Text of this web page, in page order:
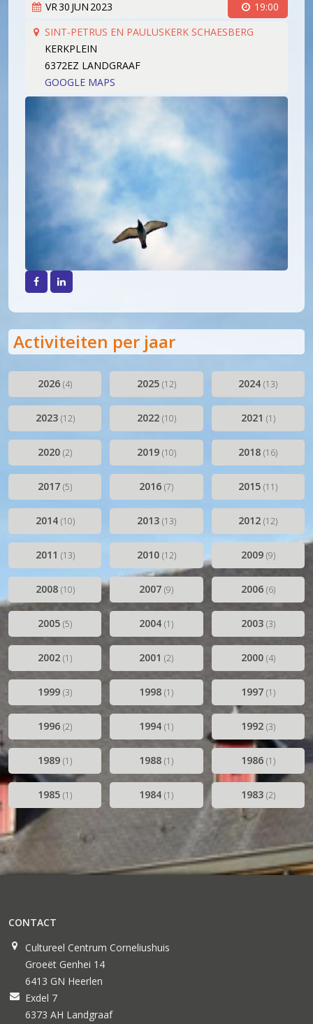
Koorleden
Begeleidingsband
Bestuur
Boekingen
Geschiedenis
Hoe het begon (1981)
Werken aan kwaliteit (1994)
Wereldlijke optredens (2003)
Thirdwing 25 jaar jong (2006)
Verhuizing (2007)
'Popkoor' Thirdwing (2013)
De concertcommissie (2017-2018)
Musical Sing-Along en Corona (2019-2021)
Stabiliteit (2022-2024)
Sponsorkliks
VR30 JUN 2023
19:00
SINT-PETRUS EN PAULUSKERK SCHAESBERG
KERKPLEIN
6372EZ LANDGRAAF
GOOGLE MAPS
Facebook
Activiteiten per jaar
2026(4) 2025 (12) 2024(13)
2023 (12) 2022 (10) 2021 (1)
2020(2) 2019 (10) 2018(16)
2017(5) 2016(7) 2015(11)
2014 (10) 2013 (13) 2012(12)
2011 (13) 2010 (12) 2009 (9)
2008 (10) 2007(9) 2006 (6)
2005(5) 2004(1) 2003 (3)
2002(1) 2001(2) 2000 (4)
1999(3) 1998(1) 1997 (1)
1996(2) 1994(1) 1992 (3)
1989(1) 1988(1) 1986 (1)
1985(1) 1984(1) 1983 (2)
CONTACT
Cultureel Centrum Corneliushuis
Groeët Genhei 14
6413 GN Heerlen
Exdel 7
6373 AH Landgraaf